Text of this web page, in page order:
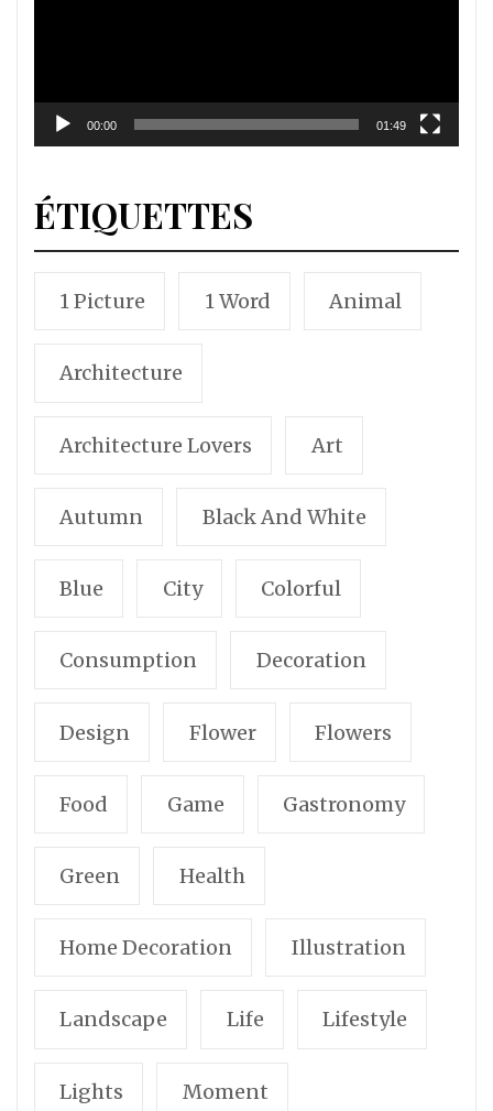
00:00 01:49
ÉTIQUETTES
1 Picture 1 Word Animal
Architecture
Architecture Lovers Art
Autumn Black And White
Blue City Colorful
Consumption Decoration
Design Flower Flowers
Food Game Gastronomy
Green Health
Home Decoration Illustration
Landscape Life Lifestyle
Lights Moment